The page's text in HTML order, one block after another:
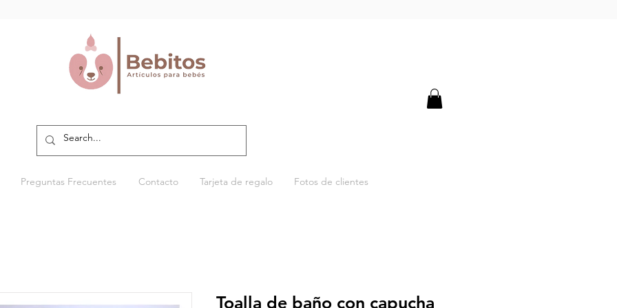
Preguntas Frecuentes Contacto Tarjeta de regalo Fotos de clientes
Toalla de baño con capucha